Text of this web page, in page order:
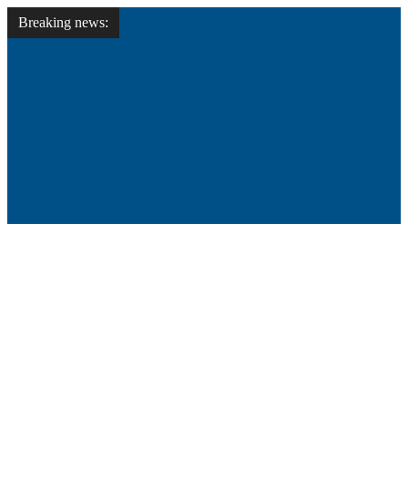
Breaking news: